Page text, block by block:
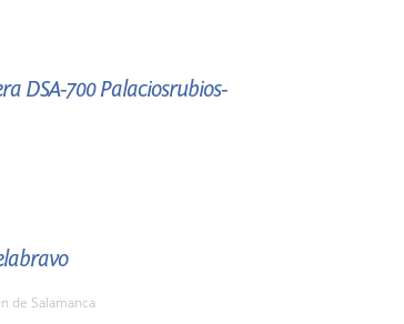
DSA-700 Palaciosrubios-
de Salamanca